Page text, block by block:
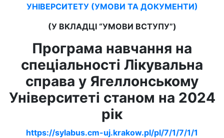
УНІВЕРСИТЕТУ (УМОВИ ТА ДОКУМЕНТИ)
(У ВКЛАДЦІ “УМОВИ ВСТУПУ”)
Програма навчання на
спеціальності Лікувальна
справа у Ягеллонському
Університеті станом на 2024
рік
https://sylabus.cm-uj.krakow.pl/pl/7/1/7/1/1